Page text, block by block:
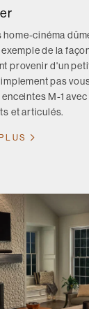
home-cinéma
de la
provenir d'un
pas
M-1
et articulés.